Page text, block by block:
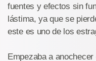
fuentes y efectos sin
lástima, ya que se
este es uno de los
Empezaba a anochecer